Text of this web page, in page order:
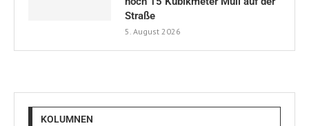
Straße
5. August 2026
KOLUMNEN